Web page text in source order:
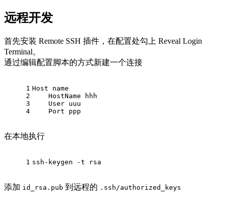
远程开发
首先安装 Remote SSH 插件，在配置处勾上 Reveal Login
Terminal。
通过编辑配置脚本的方式新建一个连接
1
2
3
4
Host name
    HostName hhh
    User uuu
    Port ppp
在本地执行
1 ssh-keygen -t rsa
添加 id_rsa.pub 到远程的 .ssh/authorized_keys